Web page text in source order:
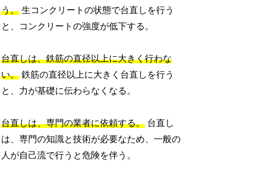
う。 生コンクリートの状態で台直しを行う
と、コンクリートの強度が低下する。
台直しは、鉄筋の直径以上に大きく行わな
い。 鉄筋の直径以上に大きく台直しを行う
と、力が基礎に伝わらなくなる。
台直しは、専門の業者に依頼する。 台直し
は、専門の知識と技術が必要なため、一般の
人が自己流で行うと危険を伴う。